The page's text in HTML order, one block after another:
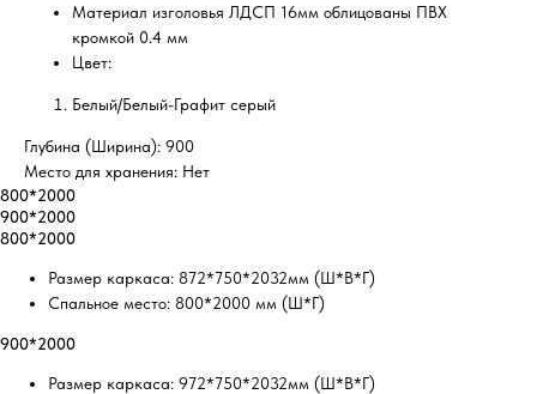
Материал изголовья ЛДСП 16мм облицованы ПВХ
кромкой 0.4 мм
Цвет:
Белый/Белый-Графит серый
Глубина (Ширина): 900
Место для хранения: Нет
800*2000
900*2000
800*2000
Размер каркаса: 872*750*2032мм (Ш*В*Г)
Спальное место: 800*2000 мм (Ш*Г)
900*2000
Размер каркаса: 972*750*2032мм (Ш*В*Г)